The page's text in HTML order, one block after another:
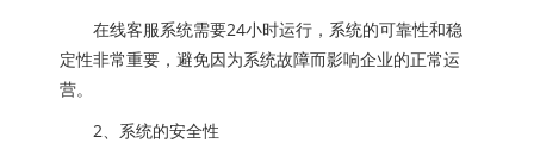
在线客服系统需要24小时运行，系统的可靠性和稳
定性非常重要，避免因为系统故障而影响企业的正常运
营。
2、系统的安全性